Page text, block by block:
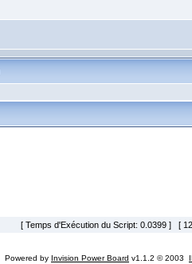
[ Temps d'Exécution du Script: 0.0399 ] [
Powered by Invision Power Board v1.1.2 © 2003